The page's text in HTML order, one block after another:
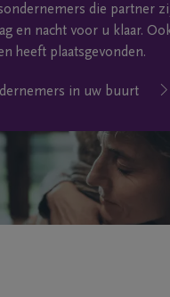
die partner
en nacht voor u klaar.
heeft plaatsgevonden.
in uw buurt